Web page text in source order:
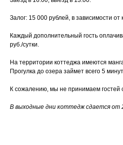
Залог: 15 000 рублей, в зависимости от
Каждый дополнительный гость
руб./сутки.
На территории коттеджа имеются
Прогулка до озера займет всего 5
К сожалению, мы не принимаем
В выходные дни коттедж сдается от